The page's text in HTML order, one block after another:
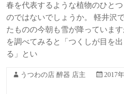
春を代表するような植物のひと
のではないでしょうか。 軽井沢
たものの今朝も雪が降っていま
を調べてみると「つくしが目を
る」とい
うつわの店 醉器 店主 2017